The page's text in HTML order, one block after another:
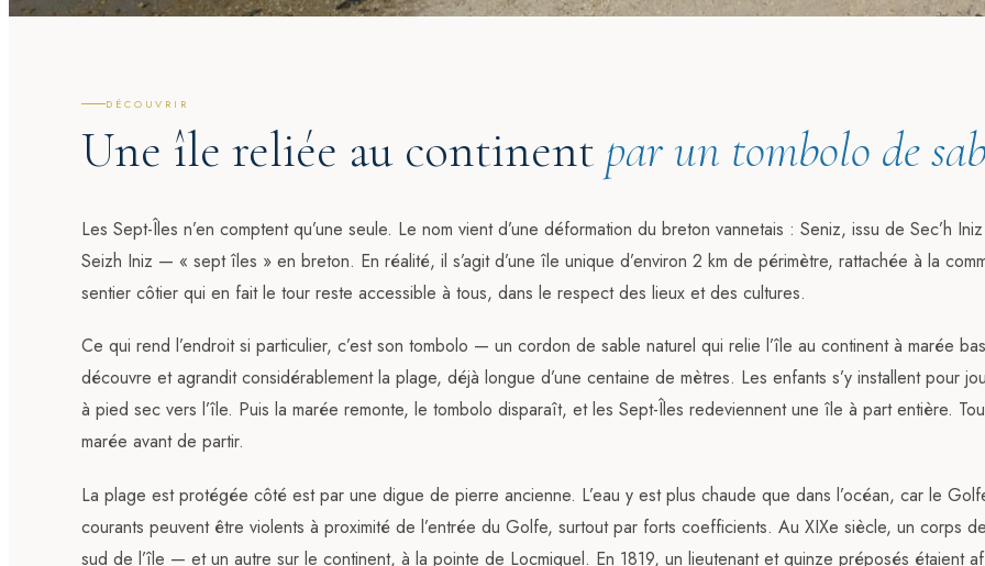
DÉCOUVRIR
Une île reliée au continent par un tombolo de
Les Sept-Îles n’en comptent qu’une seule. Le nom vient d’une déformation du breton vannetais : Seniz, issu de Sec’h
Seizh Iniz — « sept îles » en breton. En réalité, il s’agit d’une île unique d’environ 2 km de périmètre, rattachée à la
sentier côtier qui en fait le tour reste accessible à tous, dans le respect des lieux et des cultures.
Ce qui rend l’endroit si particulier, c’est son tombolo — un cordon de sable naturel qui relie l’île au continent à marée
découvre et agrandit considérablement la plage, déjà longue d’une centaine de mètres. Les enfants s’y installent pour
à pied sec vers l’île. Puis la marée remonte, le tombolo disparaît, et les Sept-Îles redeviennent une île à part entière.
marée avant de partir.
La plage est protégée côté est par une digue de pierre ancienne. L’eau y est plus chaude que dans l’océan, car le
courants peuvent être violents à proximité de l’entrée du Golfe, surtout par forts coefficients. Au XIXe siècle, un corps
sud de l’île — et un autre sur le continent, à la pointe de Locmiquel. En 1819, un lieutenant et quinze préposés étaient